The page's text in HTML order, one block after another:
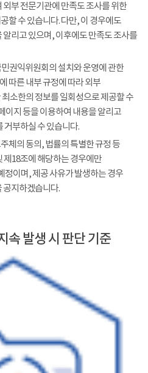
부 전문기관에 만족도 조사를 위한
할 수 있습니다. 다만, 이 경우에도
알리고 있으며, 이후에도 만족도 조사를
권익위원회의 설치와 운영에 관한
따른 내부 규정에 따라 외부
소한의 정보를 일회성으로 제공할 수
이지 등을 이용하여 내용을 알리고
거부하실 수 있습니다.
체의 동의, 법률의 특별한 규정 등
제18조에 해당하는 경우에만
정이며, 제공 사유가 발생하는 경우
공지하겠습니다.
속 발생 시 판단 기준